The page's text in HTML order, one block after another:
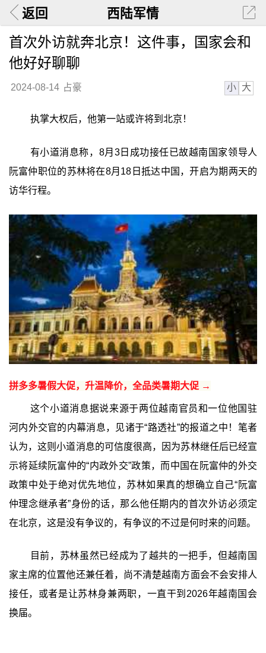
返回 西陆军情
首次外访就奔北京！这件事，国家会和
他好好聊聊
2024-08-14 占豪 小 大
执掌大权后，他第一站或许将到北京！
有小道消息称，8月3日成功接任已故越南国家领导人
阮富仲职位的苏林将在8月18日抵达中国，开启为期两天的
访华行程。
拼多多暑假大促，升温降价，全品类暑期大促 →
这个小道消息据说来源于两位越南官员和一位他国驻
河内外交官的内幕消息，见诸于“路透社”的报道之中！笔者
认为，这则小道消息的可信度很高，因为苏林继任后已经宣
示将延续阮富仲的“内政外交”政策，而中国在阮富仲的外交
政策中处于绝对优先地位，苏林如果真的想确立自己“阮富
仲理念继承者”身份的话，那么他任期内的首次外访必须定
在北京，这是没有争议的，有争议的不过是何时来的问题。
目前，苏林虽然已经成为了越共的一把手，但越南国
家主席的位置他还兼任着，尚不清楚越南方面会不会安排人
接任，或者是让苏林身兼两职，一直干到2026年越南国会
换届。